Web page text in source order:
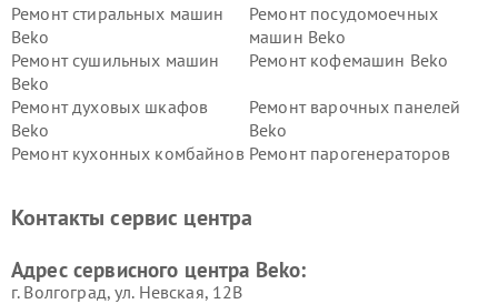
Ремонт стиральных машин
Beko
Ремонт посудомоечных
машин Beko
Ремонт сушильных машин
Beko
Ремонт кофемашин Beko
Ремонт духовых шкафов
Beko
Ремонт варочных панелей
Beko
Ремонт кухонных комбайнов Ремонт парогенераторов
Ремонт холодильников Beko Ремонт морозильных камер
Контакты сервис центра
Адрес сервисного центра Beko:
г. Волгоград, ул. Невская, 12В